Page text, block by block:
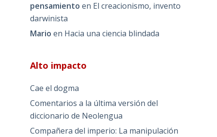
pensamiento en El creacionismo, invento
darwinista
Mario en Hacia una ciencia blindada
Alto impacto
Cae el dogma
Comentarios a la última versión del
diccionario de Neolengua
Compañera del imperio: La manipulación